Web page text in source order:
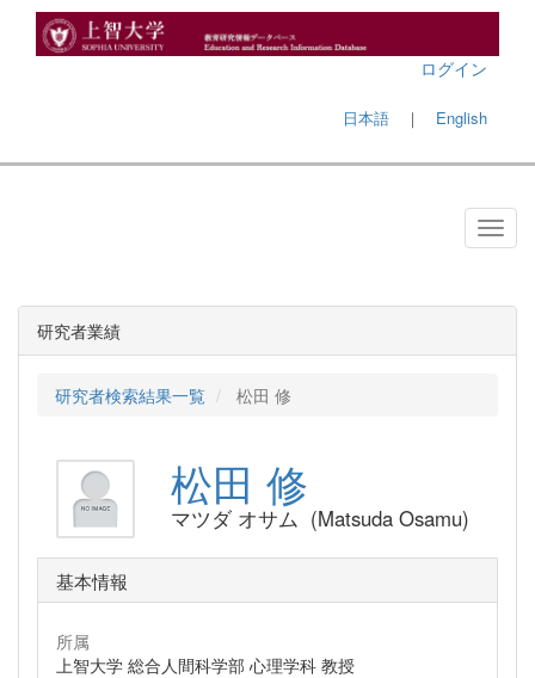
ログイン
日本語 ｜ English
研究者業績
研究者検索結果一覧 松田 修
松田 修
マツダ オサム (Matsuda Osamu)
基本情報
所属
上智大学 総合人間科学部 心理学科 教授